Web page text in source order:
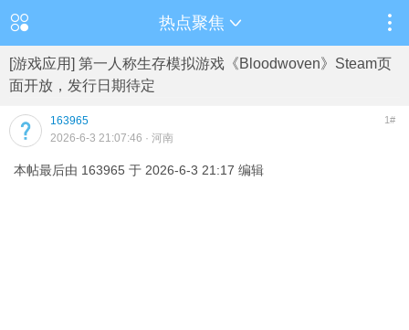
热点聚焦
[游戏应用] 第一人称生存模拟游戏《Bloodwoven》Steam页
面开放，发行日期待定
163965 1#
2026-6-3 21:07:46 · 河南
本帖最后由 163965 于 2026-6-3 21:17 编辑